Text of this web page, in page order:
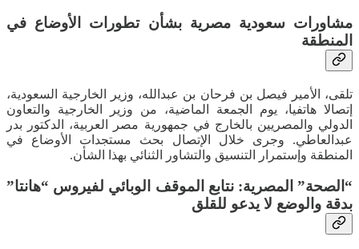
مشاورات سعودية مصرية بشأن تطورات الأوضاع في
المنطقة
تلقى، الأمير فيصل بن فرحان بن عبدالله، وزير الخارجية السعودية،
إتصالا هاتفيا، يوم الجمعة الماضية، من وزير الخارجية والتعاون
الدولي والمصريين بالخارج في جمهورية مصر العربية، الدكتور بدر
عبدالعاطي. وجرى خلال الإتصال بحث مستجدات الأوضاع في
المنطقة وإستمرار التنسيق والتشاور الثنائي بهذا الشأن.
“الصحة” المصرية: نتابع الموقف الوبائي لفيروس “هانتا”
بدقة والوضع لا يدعو للقلق